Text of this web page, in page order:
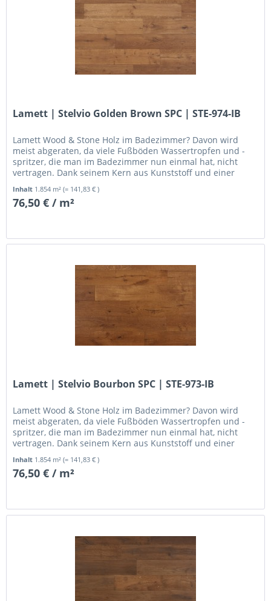
Lamett | Stelvio Golden Brown SPC | STE-974-IB
Lamett Wood & Stone Holz im Badezimmer? Davon wird
meist abgeraten, da viele Fußböden Wassertropfen und -
spritzer, die man im Badezimmer nun einmal hat, nicht
vertragen. Dank seinem Kern aus Kunststoff und einer
Inhalt 1.854 m²(= 141,83 € )
76,50 € / m²
Lamett | Stelvio Bourbon SPC | STE-973-IB
Lamett Wood & Stone Holz im Badezimmer? Davon wird
meist abgeraten, da viele Fußböden Wassertropfen und -
spritzer, die man im Badezimmer nun einmal hat, nicht
vertragen. Dank seinem Kern aus Kunststoff und einer
Inhalt 1.854 m²(= 141,83 € )
76,50 € / m²